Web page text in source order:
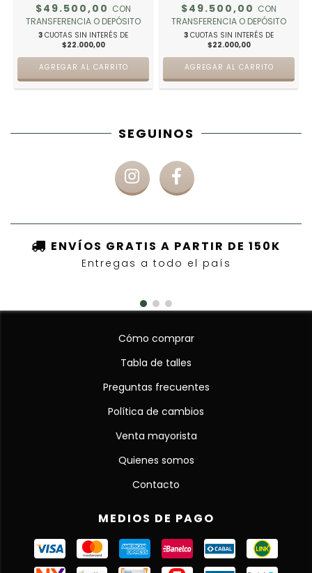
$49.500,00 CON
TRANSFERENCIA O DEPÓSITO
3 CUOTAS SIN INTERÉS DE
$22.000,00
AGREGAR AL CARRITO
$49.500,00 CON
TRANSFERENCIA O DEPÓSITO
3 CUOTAS SIN INTERÉS DE
$22.000,00
AGREGAR AL CARRITO
SEGUINOS
ENVÍOS GRATIS A PARTIR DE 150K
Entregas a todo el país
Cómo comprar
Tabla de talles
Preguntas frecuentes
Política de cambios
Venta mayorista
Quienes somos
Contacto
MEDIOS DE PAGO